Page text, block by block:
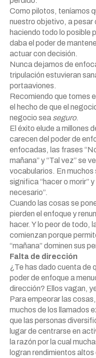
Como pilotos, teníamos
nuestro objetivo, a pesar
haciendo todo lo posible
daba el poder de
actuar con decisión.
Nunca dejamos de
tripulación estuvieran
portaaviones.
Recomiendo que tomes
el hecho de que el
negocio sea seguro.
El éxito elude a millones
carecen del poder de
enfocadas, las frases
mañana” y “Tal vez” se
vocabularios. En
significa “hacer o morir”
necesario”.
Cuando las cosas se
pierden el enfoque y
hacer. Y lo peor de todo,
comienzan porque
“mañana” dominen sus
Falta de dirección
¿Te has dado cuenta de
poder de enfoque a
dirección? Ellos vagan,
Para empeorar las
muchos de los llamados
que las personas
lugar de centrarse en
la razón por la cual
logran rendimientos altos